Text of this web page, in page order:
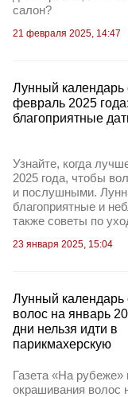
салон?
21 февраля 2025, 14:47
Лунный календарь
февраль 2025 года:
благоприятные
Узнайте, когда
2025 года, чтобы
и послушными.
благоприятные и
также советы по
23 января 2025, 15:04
Лунный
волос на январь
дни нельзя идти в
парикмахерскую
Газета «На рубеже»
окрашивания волос